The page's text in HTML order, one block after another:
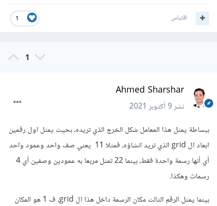
1 اقتباس
1
Ahmed Sharshar
نشر9 أكتوبر 2021
ببساطة يمثل هذا المعامل شكل الخرج الذي تريده، بحيث يمثل اول رقمين
ابعاد ال grid الذي تريد انشاؤه، فمثلا 11 يعني صف واحد وعمود واحد
أي أنها رسمة واحدة فقط، بينما 22 تمثل مربعا به عمودين وصفين أي 4
رسمات وهكذا.
بينما يمثل الرقم الثالث مكان الرسمة داخل هذا ال grid، ف 1 هو المكان